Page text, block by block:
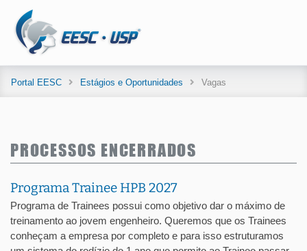
Portal EESC Estágios e Oportunidades Vagas
PROCESSOS ENCERRADOS
Programa Trainee HPB 2027
Programa de Trainees possui como objetivo dar o máximo de
treinamento ao jovem engenheiro. Queremos que os Trainees
conheçam a empresa por completo e para isso estruturamos